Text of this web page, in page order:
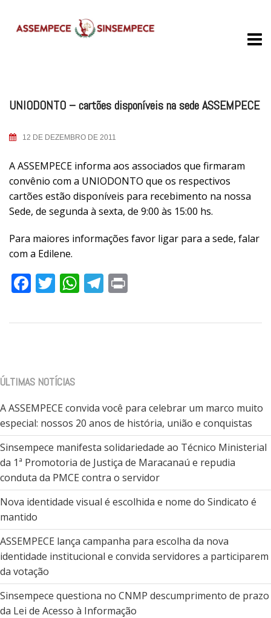
UNIODONTO – cartões disponíveis na sede ASSEMPECE
12 DE DEZEMBRO DE 2011
A ASSEMPECE informa aos associados que firmaram
convênio com a UNIODONTO que os respectivos
cartões estão disponíveis para recebimento na nossa
Sede, de segunda à sexta, de 9:00 às 15:00 hs.
Para maiores informações favor ligar para a sede, falar
com a Edilene.
Facebook
Twitter
WhatsApp
Telegram
ÚLTIMAS NOTÍCIAS
A ASSEMPECE convida você para celebrar um marco muito
especial: nossos 20 anos de história, união e conquistas
Sinsempece manifesta solidariedade ao Técnico Ministerial
da 1ª Promotoria de Justiça de Maracanaú e repudia
conduta da PMCE contra o servidor
Nova identidade visual é escolhida e nome do Sindicato é
mantido
ASSEMPECE lança campanha para escolha da nova
identidade institucional e convida servidores a participarem
da votação
Sinsempece questiona no CNMP descumprimento de prazo
da Lei de Acesso à Informação